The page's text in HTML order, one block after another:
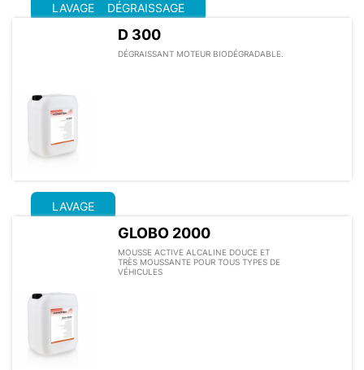
LAVAGE DÉGRAISSAGE
D 300
DÉGRAISSANT MOTEUR BIODÉGRADABLE.
LAVAGE
GLOBO 2000
MOUSSE ACTIVE ALCALINE DOUCE ET
TRÈS MOUSSANTE POUR TOUS TYPES DE
VÉHICULES